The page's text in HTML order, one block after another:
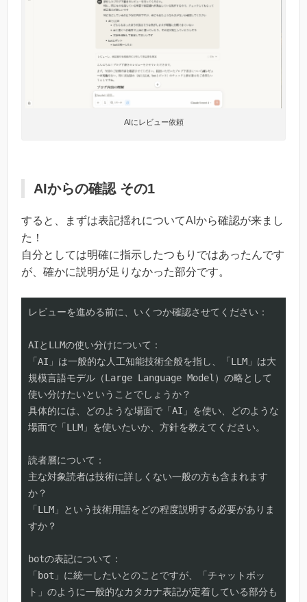
AIにレビュー依頼
AIからの確認 その1
すると、まずは表記揺れについてAIから確認が来まし
た！
自分としては明確に指示したつもりではあったんです
が、確かに説明が足りなかった部分です。
レビューを進める前に、いくつか確認させてください：
AIとLLMの使い分けについて：
「AI」は一般的な人工知能技術全般を指し、「LLM」は大
規模言語モデル（Large Language Model）の略として
使い分けたいということでしょうか？
具体的には、どのような場面で「AI」を使い、どのような
場面で「LLM」を使いたいか、方針を教えてください。
読者層について：
主な対象読者は技術に詳しくない一般の方も含まれます
か？
「LLM」という技術用語をどの程度説明する必要がありま
すか？
botの表記について：
「bot」に統一したいとのことですが、「チャットボッ
ト」のように一般的なカタカナ表記が定着している部分も